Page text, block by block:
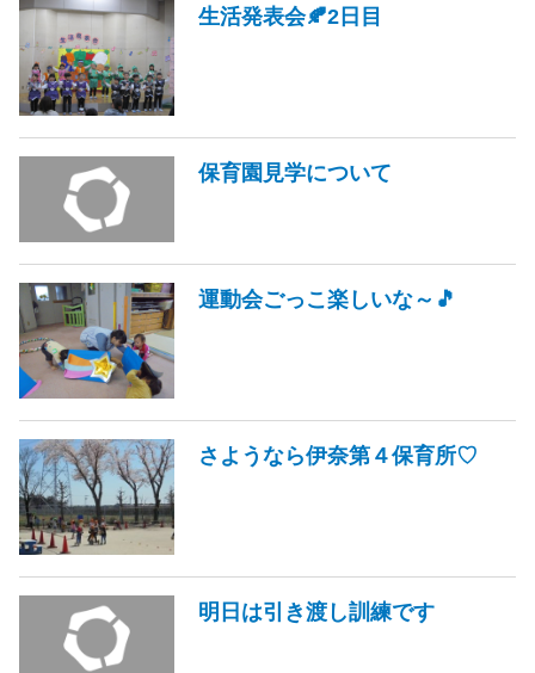
生活発表会🍂2日目
保育園見学について
運動会ごっこ楽しいな～🎵
さようなら伊奈第４保育所♡
明日は引き渡し訓練です